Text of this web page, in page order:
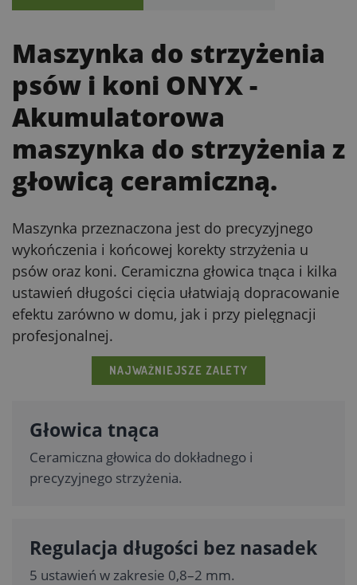
Maszynka do strzyżenia
psów i koni ONYX-
Akumulatorowa
maszynka do strzyżenia z
głowicą ceramiczną.
Maszynka przeznaczona jest do precyzyjnego
wykończenia i końcowej korekty strzyżenia u
psów oraz koni. Ceramiczna głowica tnąca i kilka
ustawień długości cięcia ułatwiają dopracowanie
efektu zarówno w domu, jak i przy pielęgnacji
profesjonalnej.
NAJWAŻNIEJSZE ZALETY
Głowica tnąca
Ceramiczna głowica do dokładnego i
precyzyjnego strzyżenia.
Regulacja długości bez nasadek
5 ustawień w zakresie 0,8–2 mm.